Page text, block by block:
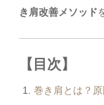
き肩改善メソッド
【目次】
巻き肩とは？